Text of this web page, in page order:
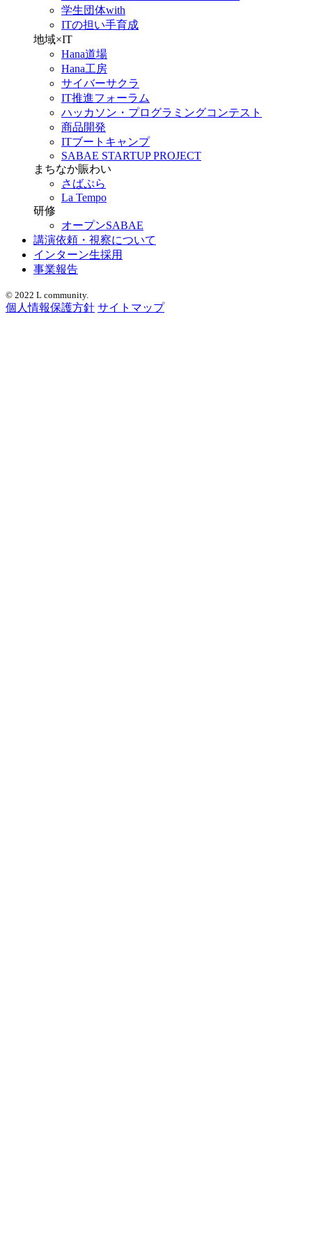
学生団体with
ITの担い手育成
地域×IT
Hana道場
Hana工房
サイバーサクラ
IT推進フォーラム
ハッカソン・プログラミングコンテスト
商品開発
ITブートキャンプ
SABAE STARTUP PROJECT
まちなか賑わい
さばぷら
La Tempo
研修
オープンSABAE
講演依頼・視察について
インターン生採用
事業報告
© 2022 L community.
個人情報保護方針 サイトマップ